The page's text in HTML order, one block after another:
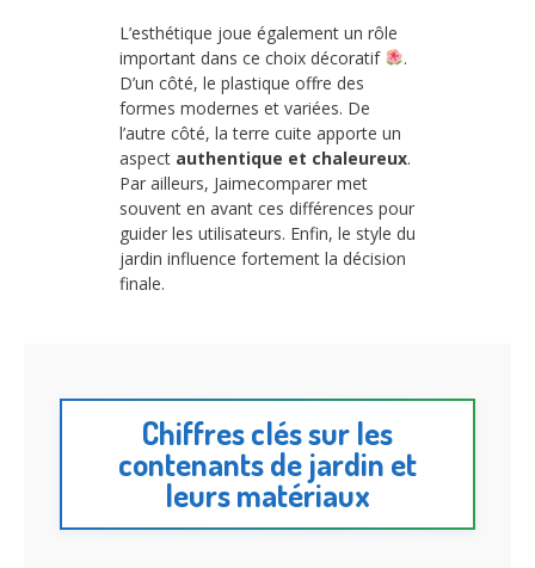
L’esthétique joue également un rôle
important dans ce choix décoratif
.
D’un côté, le plastique offre des
formes modernes et variées. De
l’autre côté, la terre cuite apporte un
aspect authentique et chaleureux.
Par ailleurs, Jaimecomparer met
souvent en avant ces différences pour
guider les utilisateurs. Enfin, le style du
jardin influence fortement la décision
finale.
Chiffres clés sur les
contenants de jardin et
leurs matériaux